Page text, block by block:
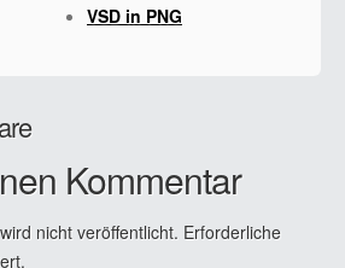
VSD in PNG
Kommentar
nicht veröffentlicht. Erforderliche